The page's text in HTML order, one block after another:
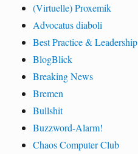
(Virtuelle) Proxemik
Advocatus diaboli
Best Practice & Leadership
BlogBlick
Breaking News
Bremen
Bullshit
Buzzword-Alarm!
Chaos Computer Club